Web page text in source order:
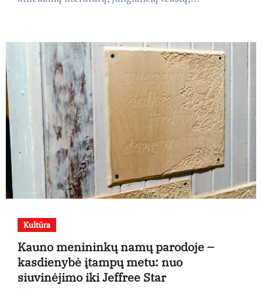
Kultūra
Kauno menininkų namų parodoje –
kasdienybė įtampų metu: nuo
siuvinėjimo iki Jeffree Star